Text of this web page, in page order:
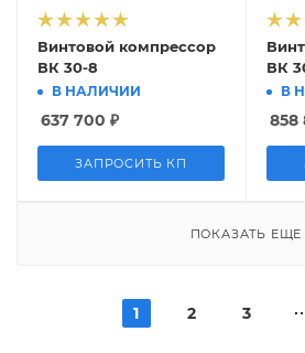
Винтовой компрессор
ВК 30-8
В НАЛИЧИИ
637 700 ₽
ЗАПРОСИТЬ КП
ВК
В
858
ПОКАЗАТЬ ЕЩЕ
1 2 3